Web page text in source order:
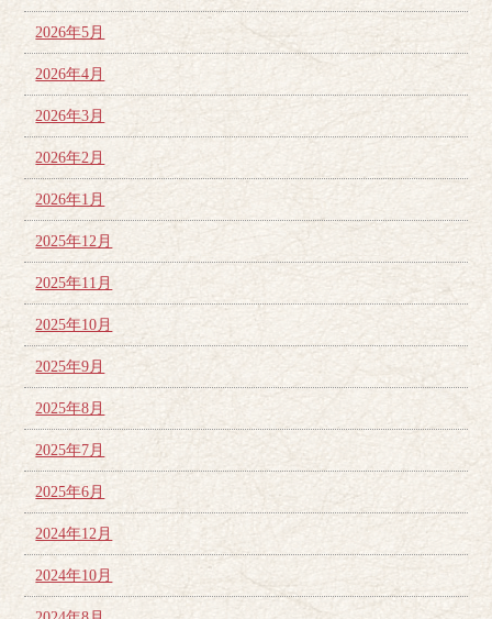
2026年5月
2026年4月
2026年3月
2026年2月
2026年1月
2025年12月
2025年11月
2025年10月
2025年9月
2025年8月
2025年7月
2025年6月
2024年12月
2024年10月